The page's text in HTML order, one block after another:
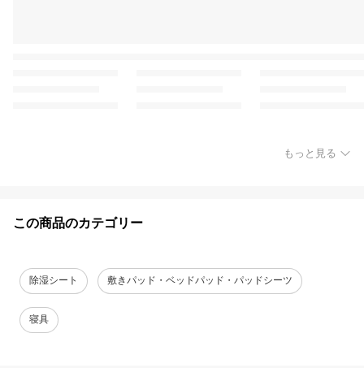
もっと見る
この商品のカテゴリー
除湿シート 敷きパッド・ベッドパッド・パッドシーツ
寝具